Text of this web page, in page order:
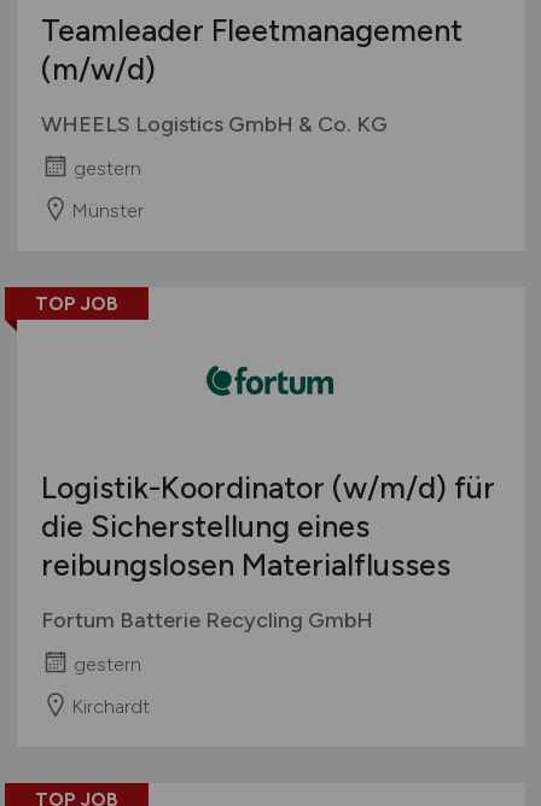
Teamleader Fleetmanagement
(m/w/d)
WHEELS Logistics GmbH & Co. KG
gestern
Münster
TOP JOB
Logistik-Koordinator (w/m/d) für
die Sicherstellung eines
reibungslosen Materialflusses
Fortum Batterie Recycling GmbH
gestern
Kirchardt
TOP JOB